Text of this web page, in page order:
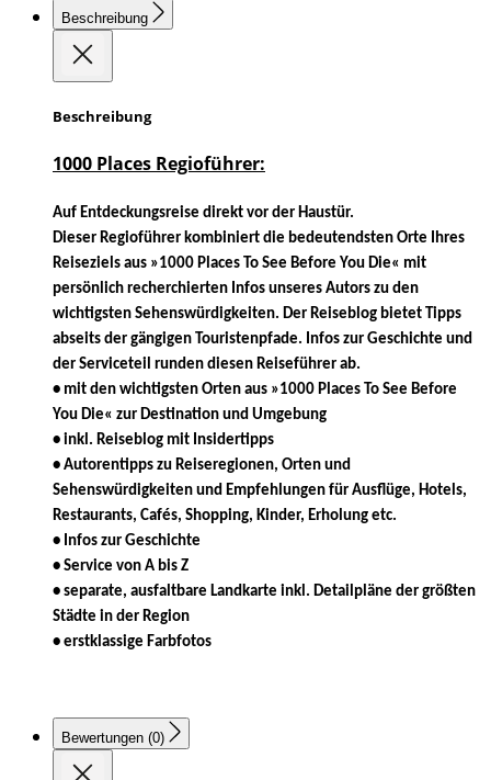
Beschreibung
Beschreibung
1000 Places Regioführer:
Auf Entdeckungsreise direkt vor der Haustür.
Dieser Regioführer kombiniert die bedeutendsten Orte Ihres
Reiseziels aus »1000 Places To See Before You Die« mit
persönlich recherchierten Infos unseres Autors zu den
wichtigsten Sehenswürdigkeiten. Der Reiseblog bietet Tipps
abseits der gängigen Touristenpfade. Infos zur Geschichte und
der Serviceteil runden diesen Reiseführer ab.
• mit den wichtigsten Orten aus »1000 Places To See Before
You Die« zur Destination und Umgebung
• inkl. Reiseblog mit Insidertipps
• Autorentipps zu Reiseregionen, Orten und
Sehenswürdigkeiten und Empfehlungen für Ausflüge, Hotels,
Restaurants, Cafés, Shopping, Kinder, Erholung etc.
• Infos zur Geschichte
• Service von A bis Z
• separate, ausfaltbare Landkarte inkl. Detailpläne der größten
Städte in der Region
• erstklassige Farbfotos
Bewertungen (0)